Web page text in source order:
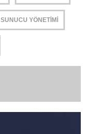
SUNUCU YÖNETIMI